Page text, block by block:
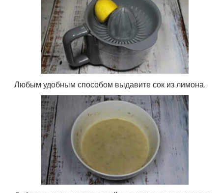
Любым удобным способом выдавите сок из лимона.